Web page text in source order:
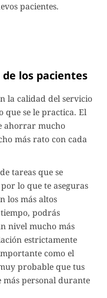
pacientes.
los pacientes
la calidad del servicio
que se le practica. El
ahorrar mucho
más rato con cada
tareas que se
lo que te aseguras
los más altos
podrás
nivel mucho más
estrictamente
como el
probable que tus
más personal durante